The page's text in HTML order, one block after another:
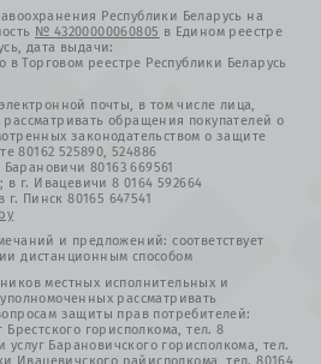
Республики Беларусь на
№ 43200000060805 в Едином реестре
дата выдачи:
в Торговом реестре Республики Беларусь
почты, в том числе лица,
обращения покупателей о
законодательством о защите
80162 525890, 524886
Барановичи 80163 669561
; в г. Ивацевичи 8 0164 592664
г. Пинск 80165 647541
и предложений: соответствует
дистанционным способом
местных исполнительных и
рассматривать
защиты прав потребителей:
горисполкома, тел. 8
услуг Барановичского горисполкома, тел.